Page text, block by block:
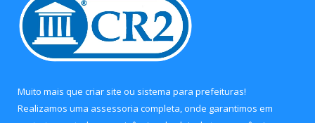
Muito mais que criar site ou sistema para prefeituras!
Realizamos uma assessoria completa, onde garantimos em